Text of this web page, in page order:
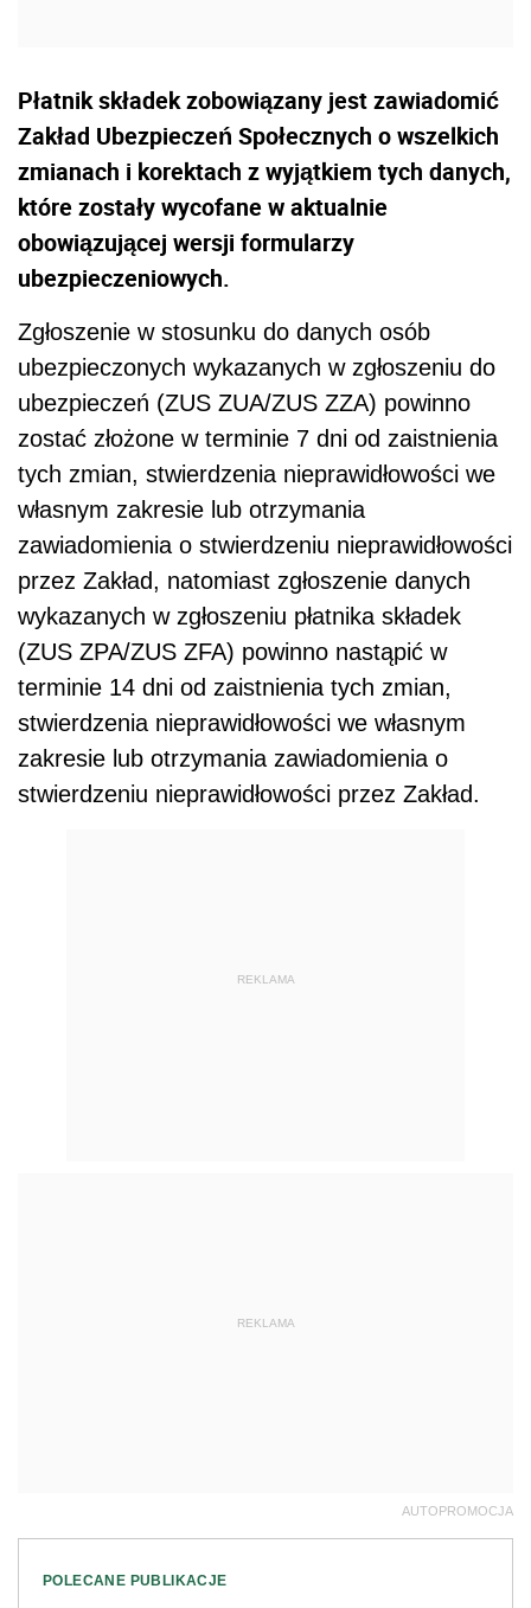
Płatnik składek zobowiązany jest zawiadomić
Zakład Ubezpieczeń Społecznych o wszelkich
zmianach i korektach z wyjątkiem tych danych,
które zostały wycofane w aktualnie
obowiązującej wersji formularzy
ubezpieczeniowych.
Zgłoszenie w stosunku do danych osób
ubezpieczonych wykazanych w zgłoszeniu do
ubezpieczeń (ZUS ZUA/ZUS ZZA) powinno
zostać złożone w terminie 7 dni od zaistnienia
tych zmian, stwierdzenia nieprawidłowości we
własnym zakresie lub otrzymania
zawiadomienia o stwierdzeniu nieprawidłowości
przez Zakład, natomiast zgłoszenie danych
wykazanych w zgłoszeniu płatnika składek
(ZUS ZPA/ZUS ZFA) powinno nastąpić w
terminie 14 dni od zaistnienia tych zmian,
stwierdzenia nieprawidłowości we własnym
zakresie lub otrzymania zawiadomienia o
stwierdzeniu nieprawidłowości przez Zakład.
REKLAMA
REKLAMA
AUTOPROMOCJA
POLECANE PUBLIKACJE